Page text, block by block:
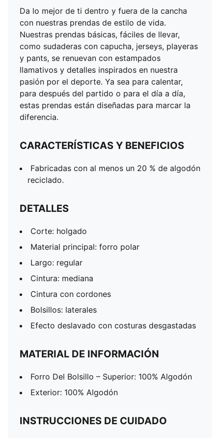
Corte: holgado
Material principal: forro polar
Largo: regular
Cintura: mediana
Cintura con cordones
Bolsillos: laterales
Efecto deslavado con costuras desgastadas
Da lo mejor de ti dentro y fuera de la cancha
con nuestras prendas de estilo de vida.
Nuestras prendas básicas, fáciles de llevar,
como sudaderas con capucha, jerseys, playeras
y pants, se renuevan con estampados
llamativos y detalles inspirados en nuestra
pasión por el deporte. Ya sea para calentar,
para después del partido o para el día a día,
estas prendas están diseñadas para marcar la
diferencia.
CARACTERÍSTICAS Y BENEFICIOS
Fabricadas con al menos un 20 % de algodón
reciclado.
DETALLES
Corte: holgado
Material principal: forro polar
Largo: regular
Cintura: mediana
Cintura con cordones
Bolsillos: laterales
Efecto deslavado con costuras desgastadas
MATERIAL DE INFORMACIÓN
Forro Del Bolsillo – Superior: 100% Algodón
Exterior: 100% Algodón
INSTRUCCIONES DE CUIDADO